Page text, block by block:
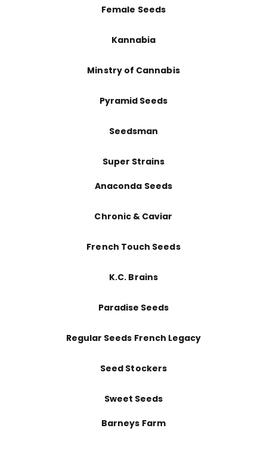
Female Seeds
Kannabia
Minstry of Cannabis
Pyramid Seeds
Seedsman
Super Strains
Anaconda Seeds
Chronic & Caviar
French Touch Seeds
K.C. Brains
Paradise Seeds
Regular Seeds French Legacy
Seed Stockers
Sweet Seeds
Barneys Farm